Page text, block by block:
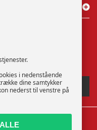
TILMELD
i nedenstående
dine samtykker
nederst til venstre på